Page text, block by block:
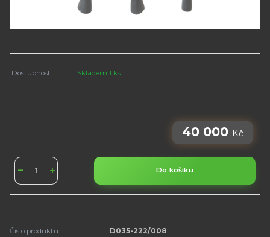
Dostupnost Skladem 1 ks
40 000 Kč
Do košíku
Číslo produktu:
D035-222/008